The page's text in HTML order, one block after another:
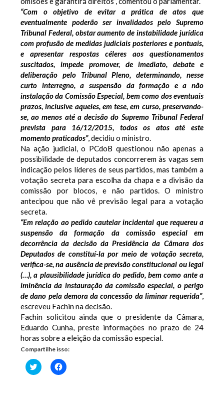
“Com o objetivo de evitar a prática de atos que
eventualmente poderão ser invalidados pelo Supremo
Tribunal Federal, obstar aumento de instabilidade jurídica
com profusão de medidas judiciais posteriores e pontuais,
e apresentar respostas céleres aos questionamentos
suscitados, impede promover, de imediato, debate e
deliberação pelo Tribunal Pleno, determinando, nesse
curto interregno, a suspensão da formação e a não
instalação da Comissão Especial, bem como dos eventuais
prazos, inclusive aqueles, em tese, em curso, preservando-
se, ao menos até a decisão do Supremo Tribunal Federal
prevista para 16/12/2015, todos os atos até este
momento praticados”, decidiu o ministro.
Na ação judicial, o PCdoB questionou não apenas a
possibilidade de deputados concorrerem às vagas sem
indicação pelos líderes de seus partidos, mas também a
votação secreta para escolha da chapa e a divisão da
comissão por blocos, e não partidos. O ministro
antecipou que não vê previsão legal para a votação
secreta.
“Em relação ao pedido cautelar incidental que requereu a
suspensão da formação da comissão especial em
decorrência da decisão da Presidência da Câmara dos
Deputados de constituí-la por meio de votação secreta,
verifica-se, na ausência de previsão constitucional ou legal
(…), a plausibilidade jurídica do pedido, bem como ante a
iminência da instauração da comissão especial, o perigo
de dano pela demora da concessão da liminar requerida”,
escreveu Fachin na decisão.
Fachin solicitou ainda que o presidente da Câmara,
Eduardo Cunha, preste informações no prazo de 24
horas sobre a eleição da comissão especial.
Compartilhe isso:
Clique
para
Clique
para